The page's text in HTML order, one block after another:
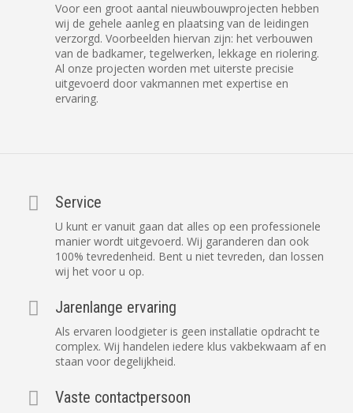
Voor een groot aantal nieuwbouwprojecten hebben
wij de gehele aanleg en plaatsing van de leidingen
verzorgd. Voorbeelden hiervan zijn: het verbouwen
van de badkamer, tegelwerken, lekkage en riolering.
Al onze projecten worden met uiterste precisie
uitgevoerd door vakmannen met expertise en
ervaring.
Service
U kunt er vanuit gaan dat alles op een professionele
manier wordt uitgevoerd. Wij garanderen dan ook
100% tevredenheid. Bent u niet tevreden, dan lossen
wij het voor u op.
Jarenlange ervaring
Als ervaren loodgieter is geen installatie opdracht te
complex. Wij handelen iedere klus vakbekwaam af en
staan voor degelijkheid.
Vaste contactpersoon